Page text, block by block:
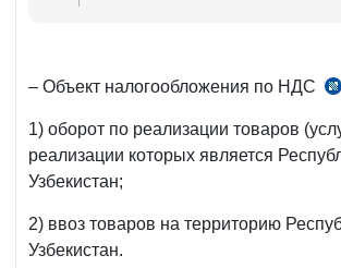
– Объект налогообложения по НДС
ст.
1) оборот по реализации товаров
реализации которых является
Узбекистан;
2) ввоз товаров на территорию
Узбекистан.